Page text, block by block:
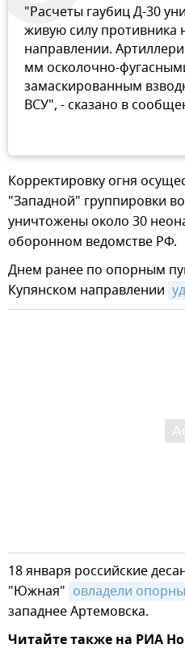
"Расчеты гаубиц Д-30
живую силу противника
направлении.
мм осколочно-
замаскированным
ВСУ", - сказано в
Корректировку огня
"Западной" группировки
уничтожены около 30
оборонном ведомстве РФ.
Днем ранее по опорным
Купянском направлении
18 января российские
"Южная" овладели
западнее Артемовска.
Читайте также на РИА